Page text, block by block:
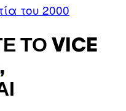
του 2000
ΤΟ VICE
,